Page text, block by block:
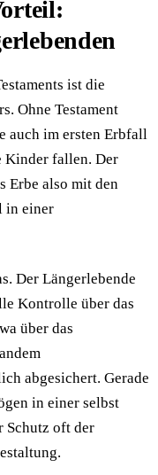
ist die
Ohne Testament
auch im ersten Erbfall
Kinder fallen. Der
Erbe also mit den
in einer
Der Längerlebende
Kontrolle über das
über das
abgesichert. Gerade
in einer selbst
Schutz oft der